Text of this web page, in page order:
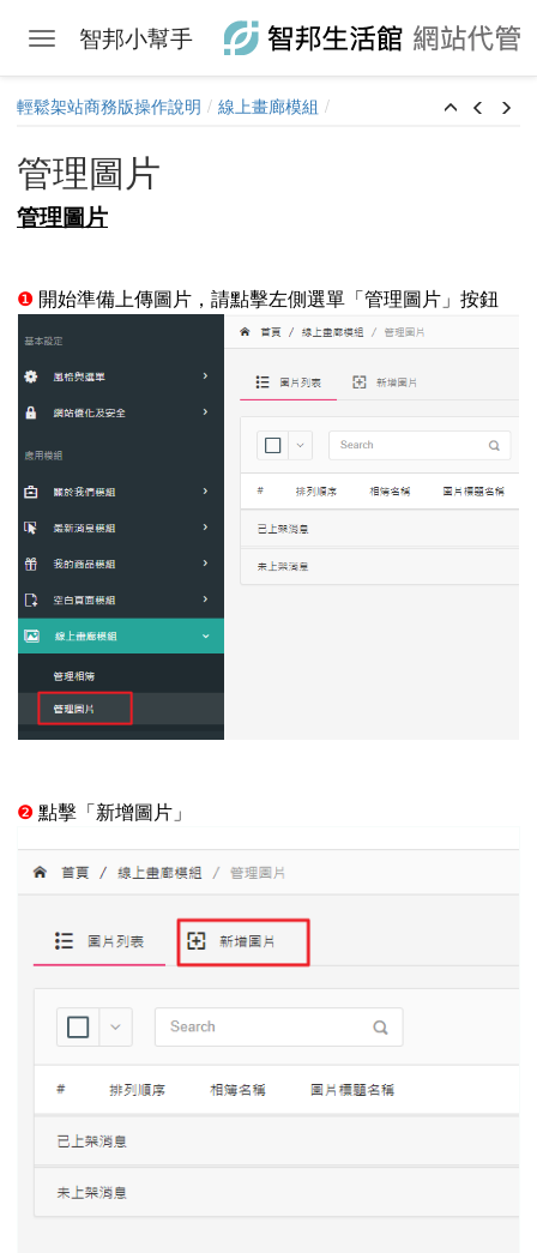
Toggle navigation
智邦小幫手
輕鬆架站商務版操作說明 線上畫廊模組
管理圖片
管理圖片
❶ 開始準備上傳圖片，請點擊左側選單「管理圖片」按鈕
❷ 點擊「新增圖片」